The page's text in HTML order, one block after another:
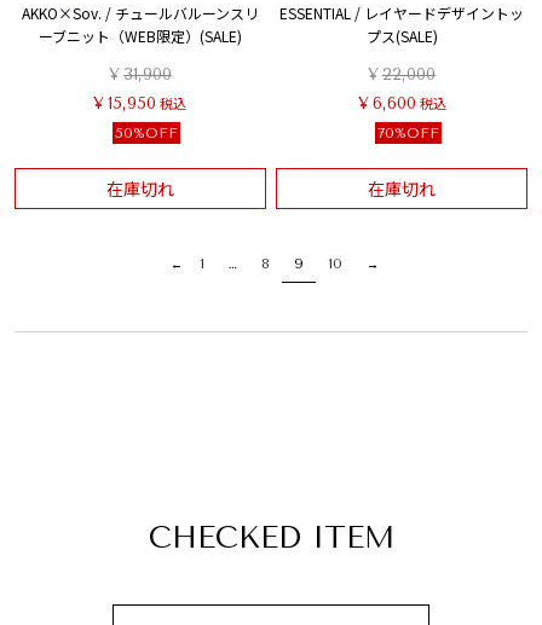
AKKO×Sov. / チュールバルーンスリ
ーブニット（WEB限定）(SALE)
¥31,900
¥ 15,950 税込
50%OFF
在庫切れ
ESSENTIAL / レイヤードデザイントッ
プス(SALE)
¥22,000
¥ 6,600 税込
70%OFF
在庫切れ
1 … 8 9 10
CHECKED ITEM